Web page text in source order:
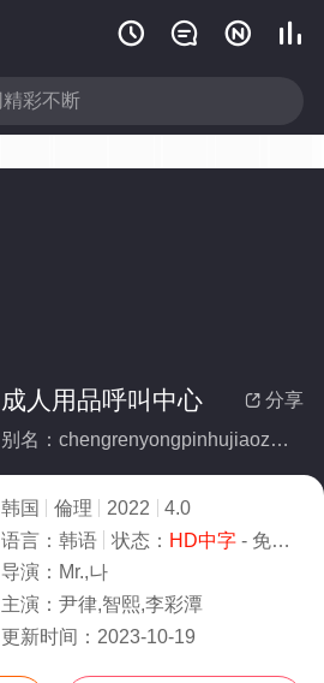
   
 分享
成人用品呼叫中心
别名：chengrenyongpinhujiaozhongxin
韩国 倫理 2022
4.0
语言： 韩语 状态： HD中字- 免费观看
导演： Mr.,나
主演： 尹律,智熙,李彩潭
更新时间： 2023-10-19